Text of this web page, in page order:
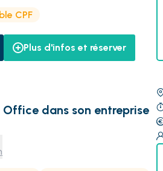
CPF
Plus d'infos et réserver
Office dans son entreprise